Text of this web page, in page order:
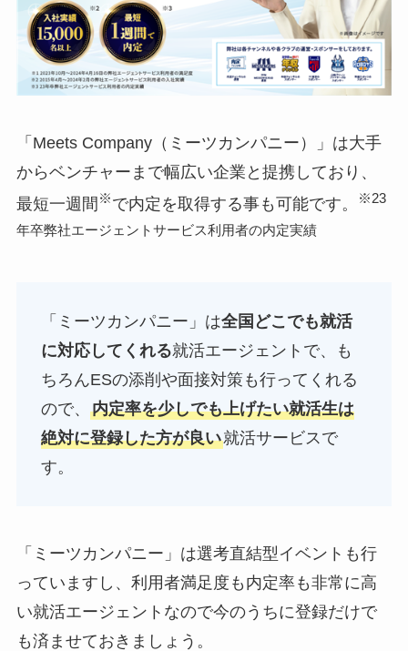
「Meets Company（ミーツカンパニー）」は大手
からベンチャーまで幅広い企業と提携しており、
最短一週間 ※で内定を取得する事も可能です。 ※23
年卒弊社エージェントサービス利用者の内定実績
「ミーツカンパニー」は全国どこでも就活
に対応してくれる就活エージェントで、も
ちろんESの添削や面接対策も行ってくれる
ので、 内定率を少しでも上げたい就活生は
絶対に登録した方が良い就活サービスで
す。
「ミーツカンパニー」は選考直結型イベントも行
っていますし、利用者満足度も内定率も非常に高
い就活エージェントなので今のうちに登録だけで
も済ませておきましょう。